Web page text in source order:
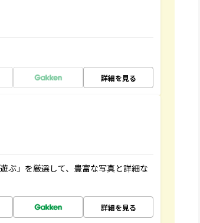
詳細を見る
ぶ」を厳選して、豊富な写真と詳細な
詳細を見る